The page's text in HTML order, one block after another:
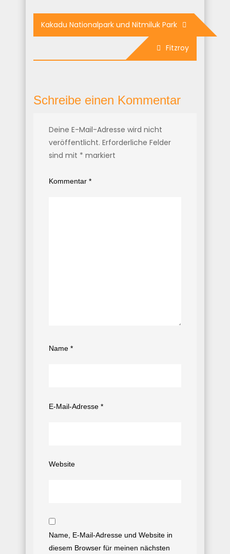
Beitragsnavigation
Kakadu Nationalpark und Nitmiluk Park
Fitzroy
Schreibe einen Kommentar
Deine E-Mail-Adresse wird nicht
veröffentlicht. Erforderliche Felder
sind mit * markiert
Kommentar *
Name *
E-Mail-Adresse *
Website
Name, E-Mail-Adresse und Website in
diesem Browser für meinen nächsten